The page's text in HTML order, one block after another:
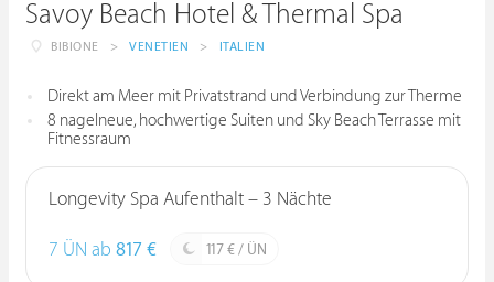
Savoy Beach Hotel & Thermal Spa
BIBIONE > VENETIEN > ITALIEN
Direkt am Meer mit Privatstrand und Verbindung zur Therme
8 nagelneue, hochwertige Suiten und Sky Beach Terrasse mit
Fitnessraum
Longevity Spa Aufenthalt – 3 Nächte
7 ÜN ab 817 € 117 € / ÜN